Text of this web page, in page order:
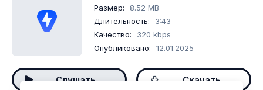
Размер:
8.52 MB
Длительность:
3:43
Качество:
320 kbps
Опубликовано:
12.01.2025
Слушать Скачать